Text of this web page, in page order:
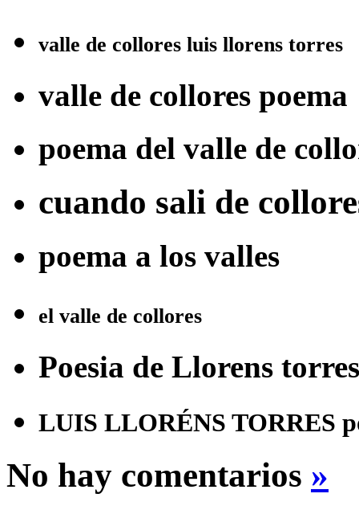
valle de collores luis llorens torres
valle de collores poema
poema del valle de
cuando sali de
poema a los valles
el valle de collores
Poesia de Llorens torres
LUIS LLORÉNS TORRES
No hay comentarios »